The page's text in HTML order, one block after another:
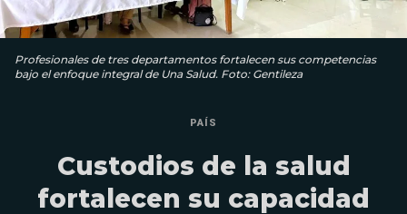
Profesionales de tres departamentos fortalecen sus competencias
bajo el enfoque integral de Una Salud. Foto: Gentileza
PAÍS
Custodios de la salud
fortalecen su capacidad